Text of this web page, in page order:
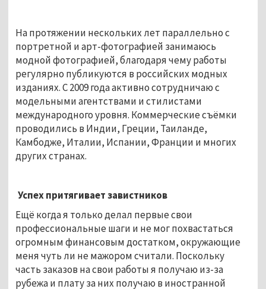
На протяжении нескольких лет параллельно с
портретной и арт-фотографией занимаюсь
модной фотографией, благодаря чему работы
регулярно публикуются в российских модных
изданиях. С 2009 года активно сотрудничаю с
модельными агентствами и стилистами
международного уровня. Коммерческие съёмки
проводились в Индии, Греции, Таиланде,
Камбодже, Италии, Испании, Франции и многих
других странах.
Успех притягивает завистников
Ещё когда я только делал первые свои
профессиональные шаги и не мог похвастаться
огромным финансовым достатком, окружающие
меня чуть ли не мажором считали. Поскольку
часть заказов на свои работы я получаю из-за
рубежа и плату за них получаю в иностранной